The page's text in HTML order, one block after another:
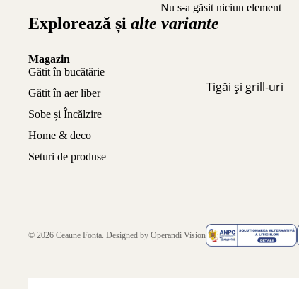
Tigăi și grill-uri
Nu s-a găsit niciun element
Explorează și alte variante
Magazin
Gătit în bucătărie
Gătit în aer liber
Sobe și Încălzire
Home & deco
Seturi de produse
© 2026 Ceaune Fonta. Designed by Operandi Vision